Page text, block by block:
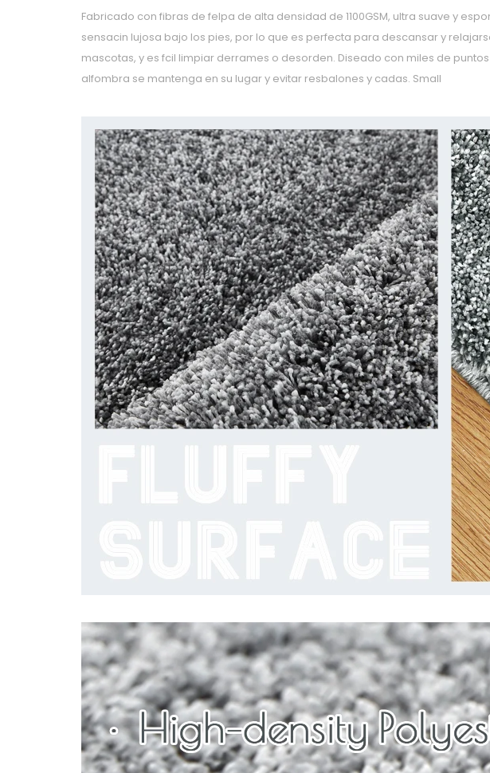
Fabricado con fibras de felpa de alta densidad de 1100GSM, ultra suave y
sensacin lujosa bajo los pies, por lo que es perfecta para descansar y
mascotas, y es fcil limpiar derrames o desorden. Diseado con miles de
alfombra se mantenga en su lugar y evitar resbalones y cadas. Small